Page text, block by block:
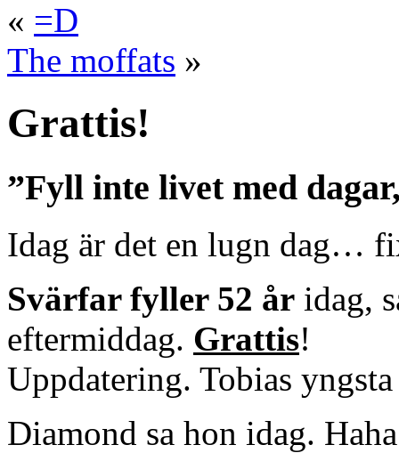
« =D
The moffats »
Grattis!
”Fyll inte livet med
Idag är det en lugn dag…
Svärfar fyller 52 år idag,
eftermiddag. Grattis!
Uppdatering. Tobias
Diamond sa hon idag.